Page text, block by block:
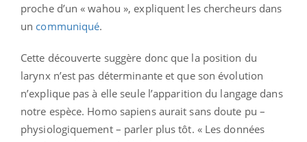
proche d’un « wahou », expliquent les chercheurs dans
un communiqué.
Cette découverte suggère donc que la position du
larynx n’est pas déterminante et que son évolution
n’explique pas à elle seule l’apparition du langage dans
notre espèce. Homo sapiens aurait sans doute pu –
physiologiquement – parler plus tôt. « Les données